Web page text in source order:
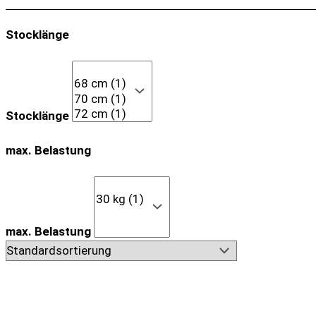
Stocklänge
Stocklänge
max. Belastung
max. Belastung